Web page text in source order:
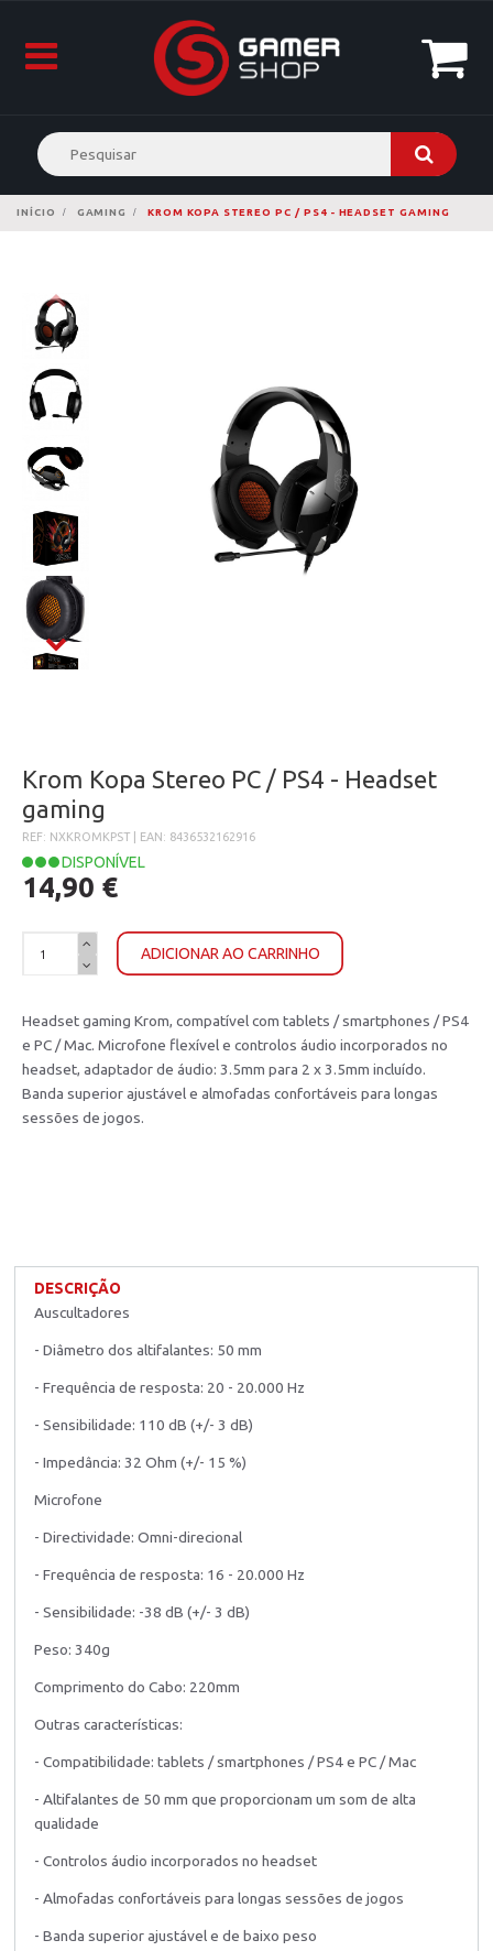
INÍCIO GAMING KROM KOPA STEREO PC / PS4 - HEADSET GAMING
Krom Kopa Stereo PC / PS4 - Headset
gaming
REF: NXKROMKPST | EAN: 8436532162916
DISPONÍVEL
14,90 €
ADICIONAR AO CARRINHO
Headset gaming Krom, compatível com tablets / smartphones / PS4
e PC / Mac. Microfone flexível e controlos áudio incorporados no
headset, adaptador de áudio: 3.5mm para 2 x 3.5mm incluído.
Banda superior ajustável e almofadas confortáveis para longas
sessões de jogos.
DESCRIÇÃO
Auscultadores
- Diâmetro dos altifalantes: 50 mm
- Frequência de resposta: 20 - 20.000 Hz
- Sensibilidade: 110 dB (+/- 3 dB)
- Impedância: 32 Ohm (+/- 15 %)
Microfone
- Directividade: Omni-direcional
- Frequência de resposta: 16 - 20.000 Hz
- Sensibilidade: -38 dB (+/- 3 dB)
Peso: 340g
Comprimento do Cabo: 220mm
Outras características:
- Compatibilidade: tablets / smartphones / PS4 e PC / Mac
- Altifalantes de 50 mm que proporcionam um som de alta
qualidade
- Controlos áudio incorporados no headset
- Almofadas confortáveis para longas sessões de jogos
- Banda superior ajustável e de baixo peso